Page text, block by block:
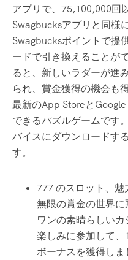
アプリで、75,100,000回
Swagbucksアプリと同様
Swagbucksポイントで提
ードで引き換えることが
ると、新しいラダーが進
られ、賞金獲得の機会も
最新のApp Storeと
できるパズルゲームです
バイスにダウンロードす
す。
777 のスロット、
無限の賞金の世界
ワンの素晴らしい
楽しみに参加して
ボーナスを獲得しま